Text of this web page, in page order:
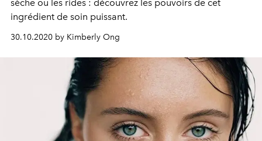
sèche ou les rides : découvrez les pouvoirs de cet
ingrédient de soin puissant.
30.10.2020 by Kimberly Ong